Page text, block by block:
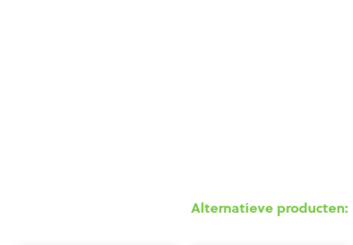
Alternatieve producten: